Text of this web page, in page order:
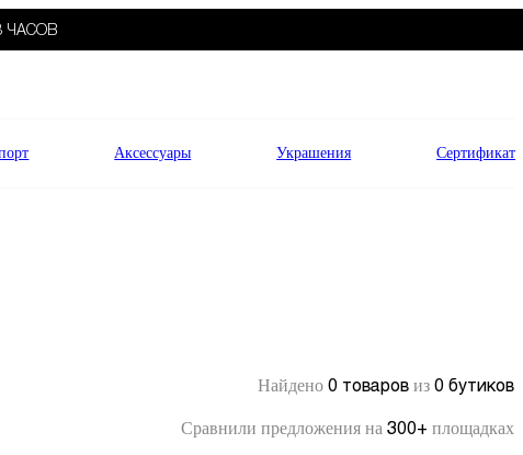
ЧАСОВ
Аксессуары Украшения Сертификат
Найдено 0 товаров из 0 бутиков
Сравнили предложения на 300+ площадках